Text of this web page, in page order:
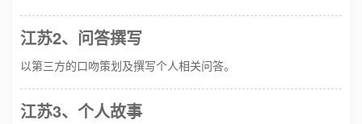
江苏2、问答撰写
以第三方的口吻策划及撰写个人相关问答。
江苏3、个人故事